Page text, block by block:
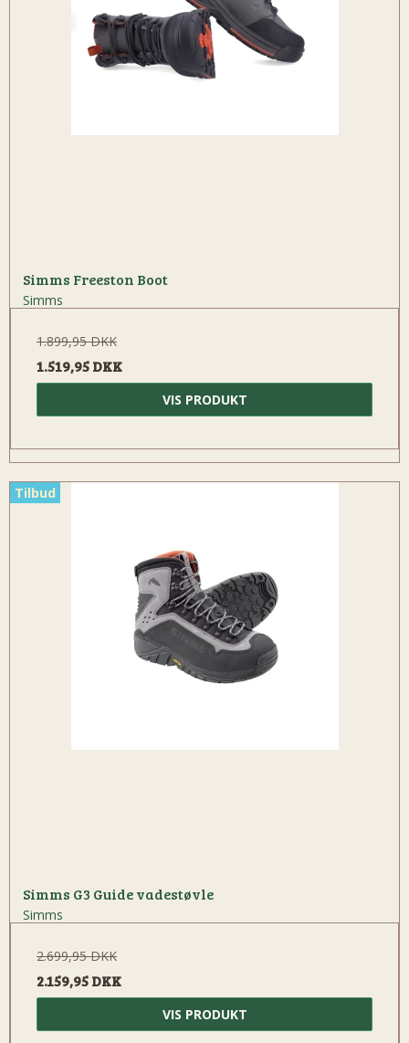
Simms Freeston Boot
Simms
1.899,95 DKK
1.519,95 DKK
VIS PRODUKT
Tilbud
Simms G3 Guide vadestøvle
Simms
2.699,95 DKK
2.159,95 DKK
VIS PRODUKT